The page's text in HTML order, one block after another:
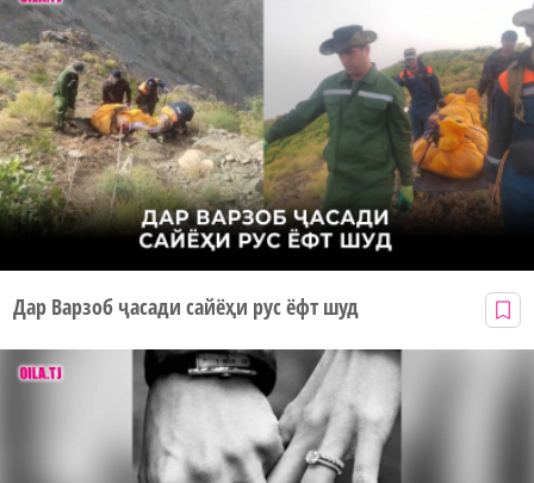
Дар Варзоб ҷасади сайёҳи рус ёфт шуд